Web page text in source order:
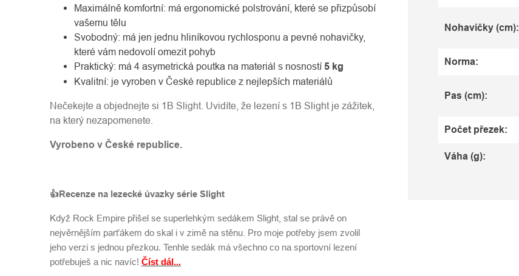
Maximálně komfortní: má ergonomické polstrování, které se přizpůsobí
vašemu tělu
Svobodný: má jen jednu hliníkovou rychlosponu a pevné nohavičky,
které vám nedovolí omezit pohyb
Praktický: má 4 asymetrická poutka na materiál s nosností 5 kg
Kvalitní: je vyroben v České republice z nejlepších materiálů
Nečekejte a objednejte si 1B Slight. Uvidíte, že lezení s 1B Slight je zážitek,
na který nezapomenete.
Vyrobeno v České republice.
👍Recenze na lezecké úvazky série Slight
Když Rock Empire přišel se superlehkým sedákem Slight, stal se právě on
nejvěrnějším parťákem do skal i v zimě na stěnu. Pro moje potřeby jsem zvolil
jeho verzi s jednou přezkou. Tenhle sedák má všechno co na sportovní lezení
potřebuješ a nic navíc! Číst dál...
Nohavičky (cm):
Norma:
Pas (cm):
Počet přezek:
Váha (g):